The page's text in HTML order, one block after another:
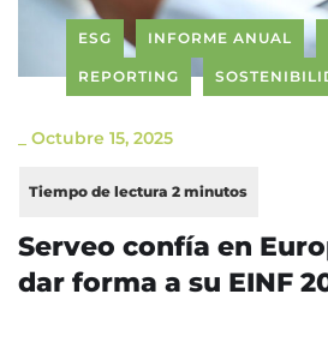
ESG INFORME ANUAL
REPORTING
Octubre 15, 2025
Serveo confía en
dar forma a su EINF